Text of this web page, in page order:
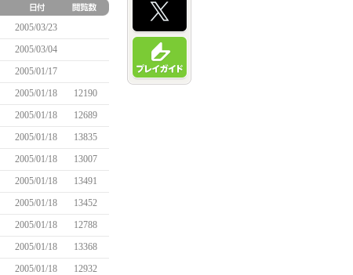
2005/03/23
2005/03/04
2005/01/17
2005/01/18
12190
2005/01/18
12689
2005/01/18
13835
2005/01/18
13007
2005/01/18
13491
2005/01/18
13452
2005/01/18
12788
2005/01/18
13368
2005/01/18
12932